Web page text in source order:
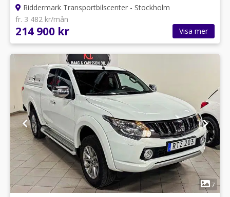
Riddermark Transportbilscenter - Stockholm
fr. 3 482 kr/mån
214 900 kr Visa mer
1
7